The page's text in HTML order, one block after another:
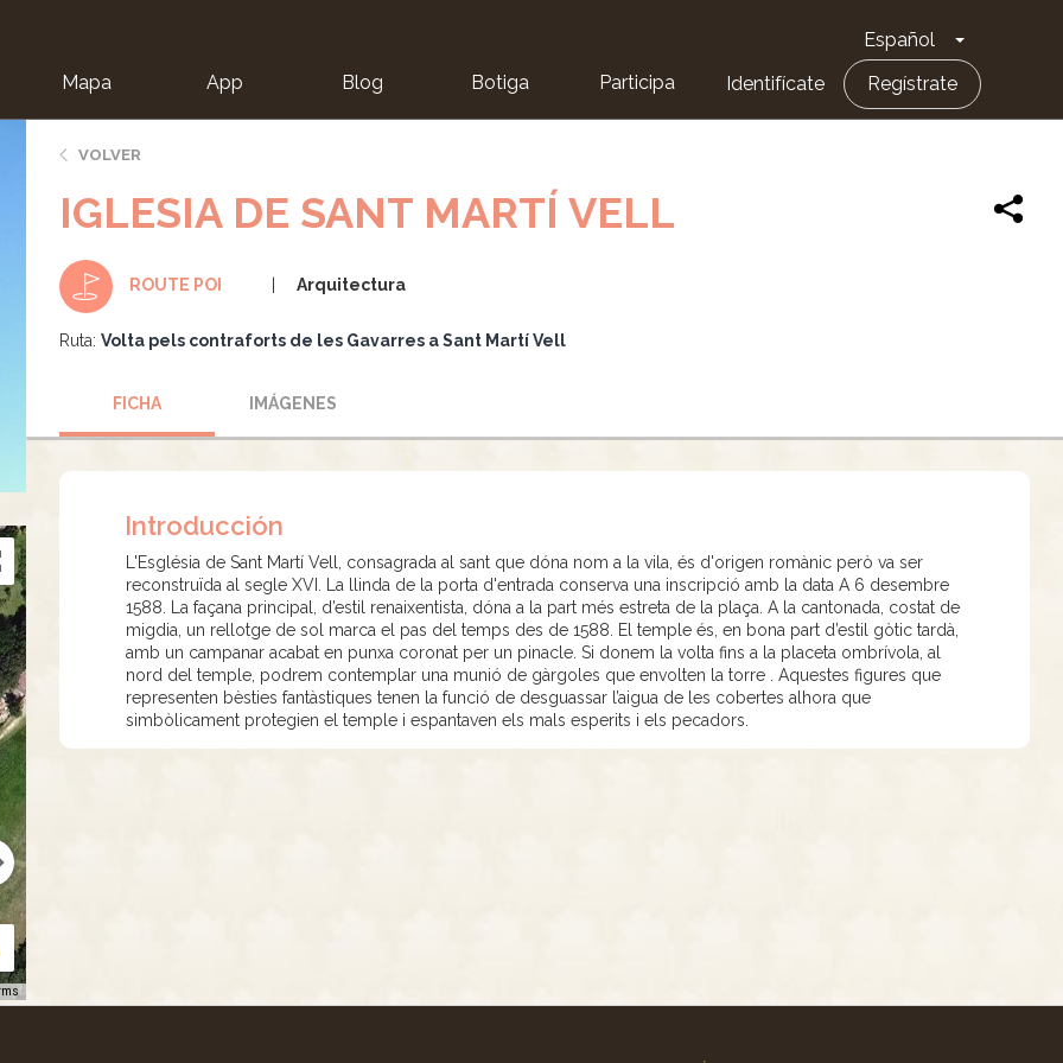
Español Toggle
Mapa App Blog Botiga Participa Identifícate Regístrate
VOLVER
IGLESIA DE SANT MARTÍ VELL
ROUTE POI Arquitectura
Ruta: Volta pels contraforts de les Gavarres a Sant Martí Vell
FICHA IMÁGENES
Introducción
L'Església de Sant Martí Vell, consagrada al sant que dóna nom a la vila, és d'origen romànic però va ser
reconstruïda al segle XVI. La llinda de la porta d'entrada conserva una inscripció amb la data A 6 desembre
1588. La façana principal, d’estil renaixentista, dóna a la part més estreta de la plaça. A la cantonada, costat de
migdia, un rellotge de sol marca el pas del temps des de 1588. El temple és, en bona part d’estil gòtic tardà,
amb un campanar acabat en punxa coronat per un pinacle. Si donem la volta fins a la placeta ombrívola, al
nord del temple, podrem contemplar una munió de gàrgoles que envolten la torre . Aquestes figures que
representen bèsties fantàstiques tenen la funció de desguassar l’aigua de les cobertes alhora que
simbòlicament protegien el temple i espantaven els mals esperits i els pecadors.